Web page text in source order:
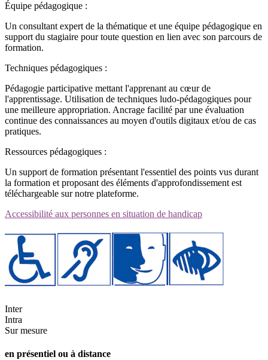
Équipe pédagogique :
Un consultant expert de la thématique et une équipe pédagogique en
support du stagiaire pour toute question en lien avec son parcours de
formation.
Techniques pédagogiques :
Pédagogie participative mettant l'apprenant au cœur de
l'apprentissage. Utilisation de techniques ludo-pédagogiques pour
une meilleure appropriation. Ancrage facilité par une évaluation
continue des connaissances au moyen d'outils digitaux et/ou de cas
pratiques.
Ressources pédagogiques :
Un support de formation présentant l'essentiel des points vus durant
la formation et proposant des éléments d'approfondissement est
téléchargeable sur notre plateforme.
Accessibilité aux personnes en situation de handicap
Inter
Intra
Sur mesure
en présentiel ou à distance